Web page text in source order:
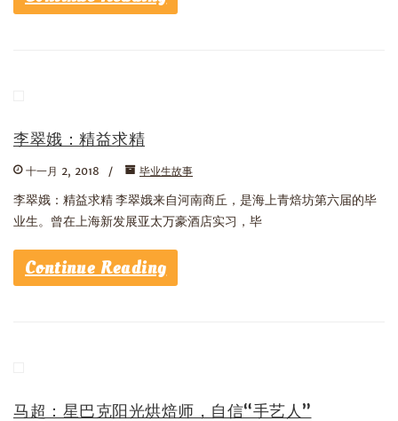
李翠娥：精益求精
十一月 2, 2018 毕业生故事
李翠娥：精益求精 李翠娥来自河南商丘，是海上青焙坊第六届的毕
业生。曾在上海新发展亚太万豪酒店实习，毕
Continue Reading
马超：星巴克阳光烘焙师，自信“手艺人”